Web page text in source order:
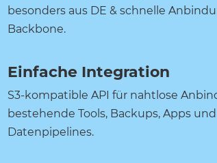
besonders aus DE & schnelle
Backbone.
Einfache Integration
S3-kompatible API für nahtlose
bestehende Tools, Backups, Apps und
Datenpipelines.